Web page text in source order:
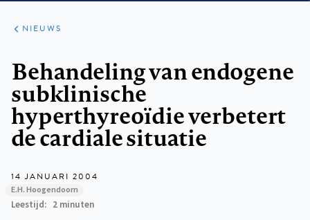
ARTIKELEN
HET
KORT
NIEUWS
Behandeling van endogene
subklinische
hyperthyreoïdie verbetert
de cardiale situatie
14 JANUARI 2004
E.H. Hoogendoorn
Leestijd 2 minuten